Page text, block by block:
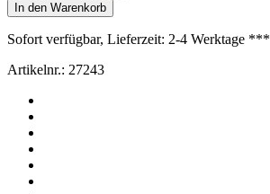
In den Warenkorb
Sofort verfügbar, Lieferzeit: 2-4 Werktage ***
Artikelnr.: 27243